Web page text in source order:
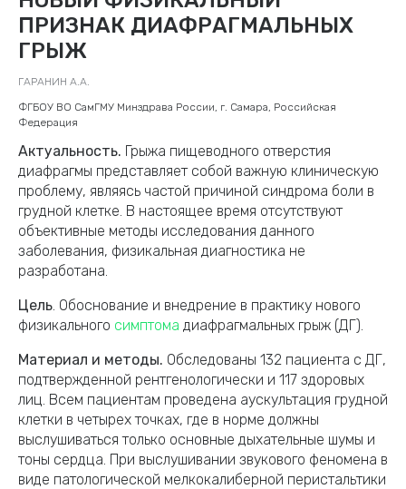
ПРИЗНАК ДИАФРАГМАЛЬНЫХ
ГРЫЖ
ФГБОУ ВО СамГМУ Минздрава России, г. Самара, Российская
Федерация
Актуальность. Грыжа пищеводного отверстия
диафрагмы представляет собой важную клиническую
проблему, являясь частой причиной синдрома боли в
грудной клетке. В настоящее время отсутствуют
объективные методы исследования данного
заболевания, физикальная диагностика не
разработана.
Цель. Обоснование и внедрение в практику нового
физикального симптома диафрагмальных грыж (ДГ).
Материал и методы. Обследованы 132 пациента с ДГ,
подтвержденной рентгенологически и 117 здоровых
лиц. Всем пациентам проведена аускультация грудной
клетки в четырех точках, где в норме должны
выслушиваться только основные дыхательные шумы и
тоны сердца. При выслушивании звукового феномена в
виде патологической мелкокалиберной перистальтики
ГАРАНИН А.А.